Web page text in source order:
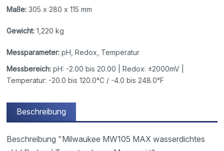
Maße: 305 x 280 x 115 mm
Gewicht: 1,220 kg
Messparameter: pH, Redox, Temperatur
Messbereich: pH: -2.00 bis 20.00 | Redox: ±2000mV |
Temperatur: -20.0 bis 120.0°C / -4.0 bis 248.0°F
Beschreibung
Beschreibung "Milwaukee MW105 MAX wasserdichtes